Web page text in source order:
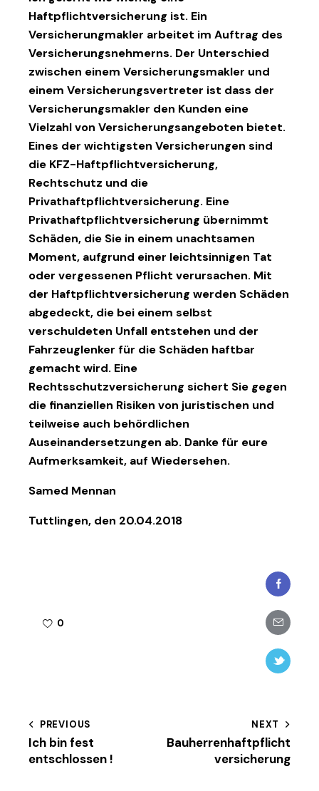
Haftpflichtversicherung ist. Ein
Versicherungmakler arbeitet im Auftrag des
Versicherungsnehmerns. Der Unterschied
zwischen einem Versicherungsmakler und
einem Versicherungsvertreter ist dass der
Versicherungsmakler den Kunden eine
Vielzahl von Versicherungsangeboten bietet.
Eines der wichtigsten Versicherungen sind
die KFZ-Haftpflichtversicherung,
Rechtschutz und die
Privathaftpflichtversicherung. Eine
Privathaftpflichtversicherung übernimmt
Schäden, die Sie in einem unachtsamen
Moment, aufgrund einer leichtsinnigen Tat
oder vergessenen Pflicht verursachen. Mit
der Haftpflichtversicherung werden Schäden
abgedeckt, die bei einem selbst
verschuldeten Unfall entstehen und der
Fahrzeuglenker für die Schäden haftbar
gemacht wird. Eine
Rechtsschutzversicherung sichert Sie gegen
die finanziellen Risiken von juristischen und
teilweise auch behördlichen
Auseinandersetzungen ab. Danke für eure
Aufmerksamkeit, auf Wiedersehen.
Samed Mennan
Tuttlingen, den 20.04.2018
0
Facebook
Share-
email
Twitter-
Beitragsnavigation
PREVIOUS
Ich bin fest
entschlossen !
NEXT
Bauherrenhaftpflicht
versicherung